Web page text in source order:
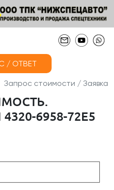
/ ОТВЕТ
Запрос стоимости / Заявка
6958-72Е5